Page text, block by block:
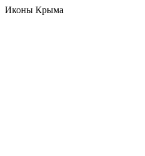
Иконы Крыма